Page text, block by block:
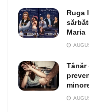
Ruga
Maria
Tânăr